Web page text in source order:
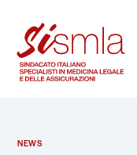
NEWS